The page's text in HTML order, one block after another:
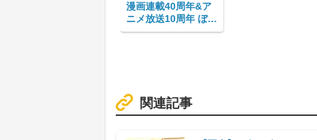
漫画連載40周年&ア
ニメ放送10周年 ぼの
ぼの展 40年のこと。
関連記事